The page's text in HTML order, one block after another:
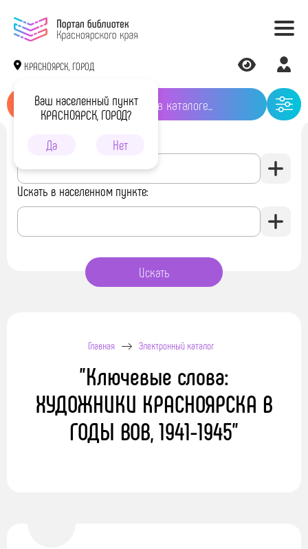
КРАСНОЯРСК, ГОРОД
Ваш населенный пункт
КРАСНОЯРСК, ГОРОД?
Да
Нет
Искать в библиотеке:
Искать в населенном пункте:
Главная Электронный каталог
"Ключевые слова:
ХУДОЖНИКИ КРАСНОЯРСКА В
ГОДЫ ВОВ, 1941-1945"